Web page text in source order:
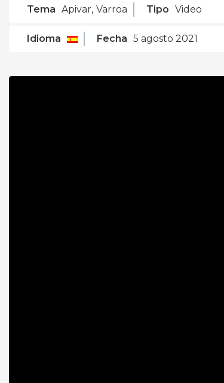
Tema Apivar, Varroa Tipo Video
Idioma Fecha 5 agosto 2021